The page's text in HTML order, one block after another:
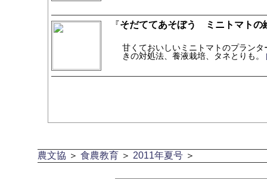
『そだててあそぼう ミニトマトの
甘くておいしいミニトマトのプラン
きの対処法、養液栽培、タネとりも。
農文協 ＞ 食農教育＞ 2011年夏号＞